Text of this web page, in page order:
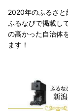
2020年のふるさと
ふるなびで掲載し
の高かった自治体
ます！